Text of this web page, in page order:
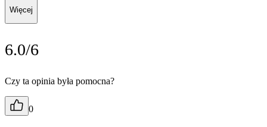
Więcej
6.0/6
Czy ta opinia była pomocna?
0